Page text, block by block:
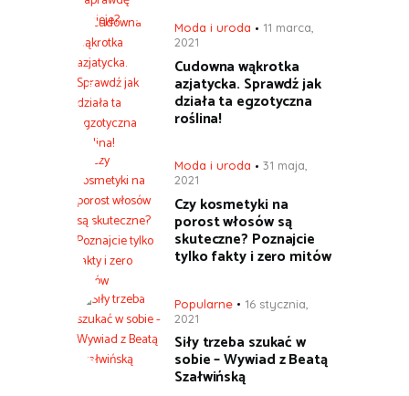
Moda i uroda
11 marca,
2021
Cudowna wąkrotka
azjatycka. Sprawdź jak
działa ta egzotyczna
roślina!
Moda i uroda
31 maja,
2021
Czy kosmetyki na
porost włosów są
skuteczne? Poznajcie
tylko fakty i zero mitów
Popularne
16 stycznia,
2021
Siły trzeba szukać w
sobie – Wywiad z Beatą
Szałwińską